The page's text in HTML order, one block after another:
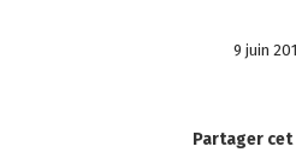
9 juin
Partager